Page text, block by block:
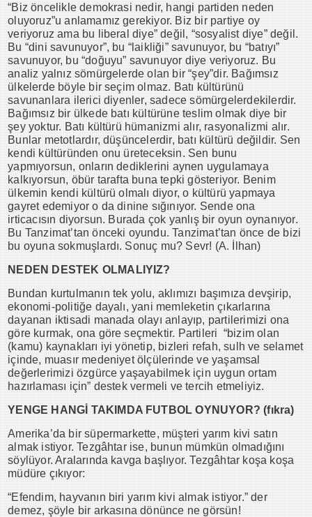
“Biz öncelikle demokrasi nedir, hangi partiden neden
oluyoruz”u anlamamız gerekiyor. Biz bir partiye oy
veriyoruz ama bu liberal diye” değil, “sosyalist diye” değil.
Bu “dini savunuyor”, bu “laikliği” savunuyor, bu “batıyı”
savunuyor, bu “doğuyu” savunuyor diye veriyoruz. Bu
analiz yalnız sömürgelerde olan bir “şey”dir. Bağımsız
ülkelerde böyle bir seçim olmaz. Batı kültürünü
savunanlara ilerici diyenler, sadece sömürgelerdekilerdir.
Bağımsız bir ülkede batı kültürüne teslim olmak diye bir
şey yoktur. Batı kültürü hümanizmi alır, rasyonalizmi alır.
Bunlar metotlardır, düşüncelerdir, batı kültürü değildir. Sen
kendi kültüründen onu üreteceksin. Sen bunu
yapmıyorsun, onların dediklerini aynen uygulamaya
kalkıyorsun, öbür tarafta buna tepki gösteriyor. Benim
ülkemin kendi kültürü olmalı diyor, o kültürü yapmaya
gayret edemiyor o da dinine sığınıyor. Sende ona
irticacısın diyorsun. Burada çok yanlış bir oyun oynanıyor.
Bu Tanzimat’tan önceki oyundu. Tanzimat’tan önce de bizi
bu oyuna sokmuşlardı. Sonuç mu? Sevr! (A. İlhan)
NEDEN DESTEK OLMALIYIZ?
Bundan kurtulmanın tek yolu, aklımızı başımıza devşirip,
ekonomi-politiğe dayalı, yani memleketin çıkarlarına
dayanan iktisadi manada olayı anlayıp, partilerimizi ona
göre kurmak, ona göre seçmektir. Partileri “bizim olan
(kamu) kaynakları iyi yönetip, bizleri refah, sulh ve selamet
içinde, muasır medeniyet ölçülerinde ve yaşamsal
değerlerimizi özgürce yaşayabilmek için uygun ortam
hazırlaması için” destek vermeli ve tercih etmeliyiz.
YENGE HANGİ TAKIMDA FUTBOL OYNUYOR? (fıkra)
Amerika’da bir süpermarkette, müşteri yarım kivi satın
almak istiyor. Tezgâhtar ise, bunun mümkün olmadığını
söylüyor. Aralarında kavga başlıyor. Tezgâhtar koşa koşa
müdüre çıkıyor:
“Efendim, hayvanın biri yarım kivi almak istiyor.” der
demez, şöyle bir arkasına dönünce ne görsün!